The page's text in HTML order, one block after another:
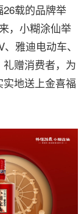
载的品牌举
，小糊涂仙举
雅迪电动车、
赠消费者，为
地送上金喜福